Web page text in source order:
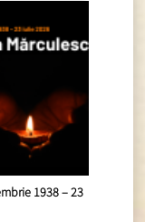
1938 – 23